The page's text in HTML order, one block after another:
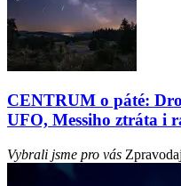
CENTRUM o páté:
UFO, Messiho ztráta i
Vybrali jsme pro vás